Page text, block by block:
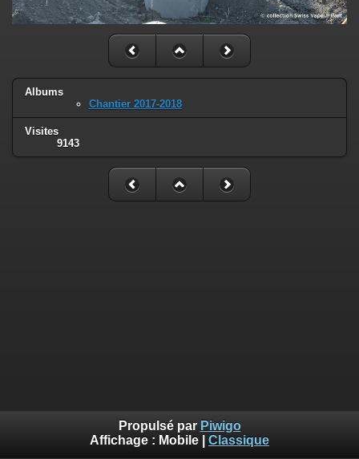
Albums
Chantier 2017-2018
Visites
9143
Propulsé par Piwigo
Affichage : Mobile Classique